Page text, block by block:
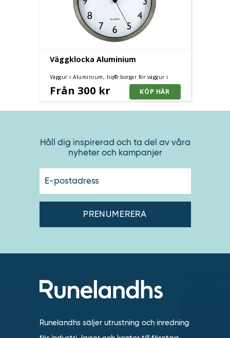
Väggklocka Aluminium
Väggur i Aluminium, tiq® borgar för väggur i
Från 300 kr
Håll dig inspirerad och ta del av våra
nyheter och kampanjer
Runelandhs säljer utrustning och inredning